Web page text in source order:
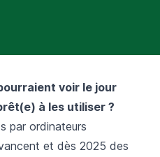
voir le jour
à les utiliser ?
par ordinateurs
et dès 2025 des